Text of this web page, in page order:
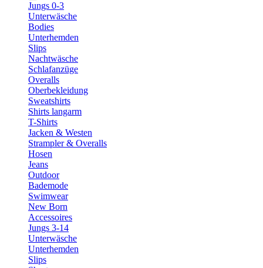
Jungs 0-3
Unterwäsche
Bodies
Unterhemden
Slips
Nachtwäsche
Schlafanzüge
Overalls
Oberbekleidung
Sweatshirts
Shirts langarm
T-Shirts
Jacken & Westen
Strampler & Overalls
Hosen
Jeans
Outdoor
Bademode
Swimwear
New Born
Accessoires
Jungs 3-14
Unterwäsche
Unterhemden
Slips